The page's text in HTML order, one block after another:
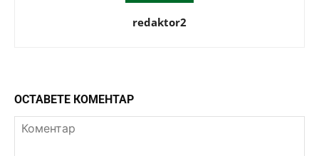
redaktor2
ОСТАВЕТЕ КОМЕНТАР